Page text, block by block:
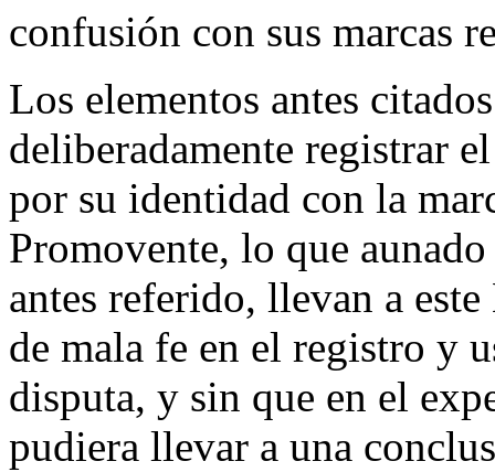
confusión con sus marcas
Los elementos antes
deliberadamente registrar
por su identidad con la
Promovente, lo que
antes referido, llevan a
de mala fe en el registro y
disputa, y sin que en el
pudiera llevar a una